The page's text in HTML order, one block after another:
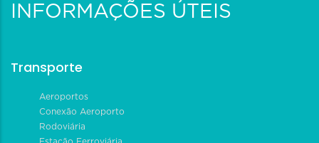
INFORMAÇÕES ÚTEIS
Transporte
Aeroportos
Conexão Aeroporto
Rodoviária